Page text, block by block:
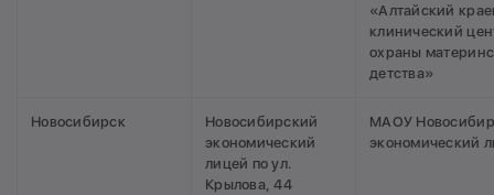
«Алтайский
клинический
охраны
детства»
Новосибирск
Новосибирский
экономический
лицей по ул.
Крылова, 44
МАОУ
экономический